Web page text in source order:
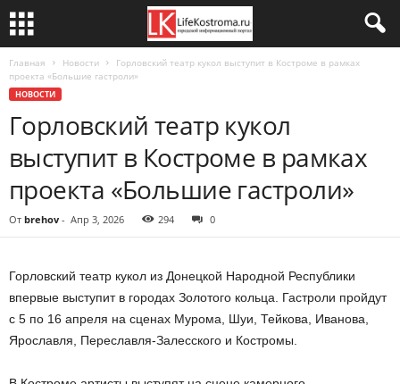
Главная Новости
Горловский театр кукол выступит в Костроме в рамках
проекта «Большие гастроли»
НОВОСТИ
Горловский театр кукол
выступит в Костроме в рамках
проекта «Большие гастроли»
От brehov - Апр 3, 2026 294 0
Горловский театр кукол из Донецкой Народной Республики
впервые выступит в городах Золотого кольца. Гастроли пройдут
с 5 по 16 апреля на сценах Мурома, Шуи, Тейкова, Иванова,
Ярославля, Переславля-Залесского и Костромы.